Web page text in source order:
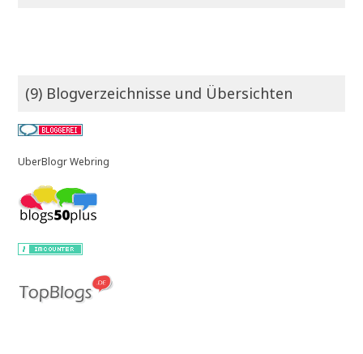
(9) Blogverzeichnisse und Übersichten
UberBlogr Webring